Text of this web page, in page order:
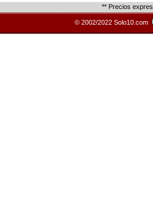
** Precios
© 2002/2022 Solo10.com